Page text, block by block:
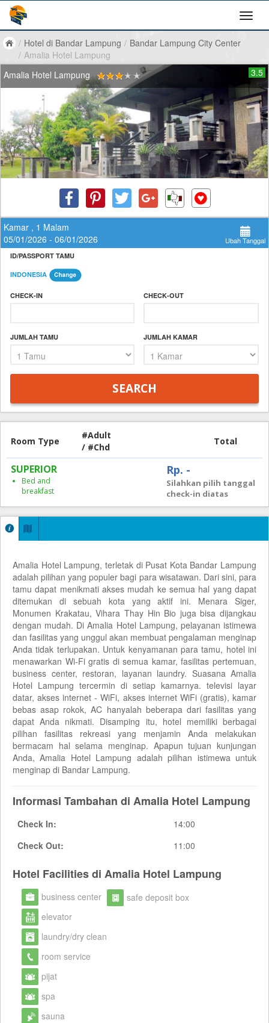
/ Hotel di Bandar Lampung / Bandar Lampung City Center
/ Amalia Hotel Lampung
Amalia Hotel Lampung
3.5
Kamar , 1 Malam
05/01/2026 - 06/01/2026
Ubah Tanggal
ID/PASSPORT TAMU
INDONESIA
CHECK-IN CHECK-OUT
JUMLAH TAMU JUMLAH KAMAR
Room Type
#Adult
/ #Chd
Total
SUPERIOR
Bed and
breakfast
Rp. -
Silahkan pilih tanggal
check-in diatas
Amalia Hotel Lampung, terletak di Pusat Kota Bandar Lampung
adalah pilihan yang populer bagi para wisatawan. Dari sini, para
tamu dapat menikmati akses mudah ke semua hal yang dapat
ditemukan di sebuah kota yang aktif ini. Menara Siger,
Monumen Krakatau, Vihara Thay Hin Bio juga bisa dijangkau
dengan mudah. Di Amalia Hotel Lampung, pelayanan istimewa
dan fasilitas yang unggul akan membuat pengalaman menginap
Anda tidak terlupakan. Untuk kenyamanan para tamu, hotel ini
menawarkan Wi-Fi gratis di semua kamar, fasilitas pertemuan,
business center, restoran, layanan laundry. Suasana Amalia
Hotel Lampung tercermin di setiap kamarnya. televisi layar
datar, akses internet - WiFi, akses internet WiFi (gratis), kamar
bebas asap rokok, AC hanyalah beberapa dari fasilitas yang
dapat Anda nikmati. Disamping itu, hotel memiliki berbagai
pilihan fasilitas rekreasi yang menjamin Anda melakukan
bermacam hal selama menginap. Apapun tujuan kunjungan
Anda, Amalia Hotel Lampung adalah pilihan istimewa untuk
menginap di Bandar Lampung.
Informasi Tambahan di Amalia Hotel Lampung
Check In:
14:00
Check Out:
11:00
Hotel Facilities di Amalia Hotel Lampung
business center
elevator
laundry/dry clean
room service
pijat
spa
sauna
safe deposit box